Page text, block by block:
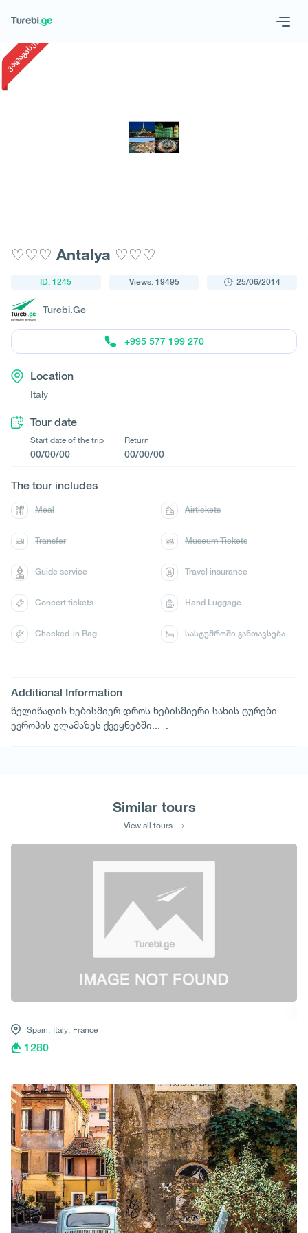
Request a tour
ვადაგასული
♡♡♡ Antalya ♡♡♡
ID: 1245 Views: 19495 25/06/2014
Turebi.Ge
+995 577 199 270
Location
Italy
Tour date
Start date of the trip
00/00/00
Return
00/00/00
Additional Information
წელიწადის ნებისმიერ დროს ნებისმიერი სახის ტურები
ევროპის ულამაზეს ქვეყნებში... .
The tour includes
Meal Airtickets
Transfer Museum Tickets
Guide service Travel insurance
Concert tickets Hand Luggage
Checked-in Bag სასტუმროში განთავსება
Similar tours
View all tours
Spain, Italy, France
1280